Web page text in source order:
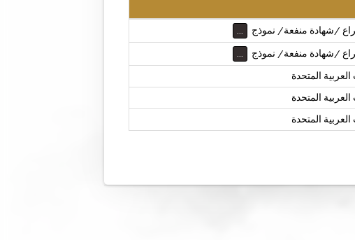
/شهادة منفعة/ نموذج ...
/شهادة منفعة/ نموذج ...
المتحدة
المتحدة
المتحدة